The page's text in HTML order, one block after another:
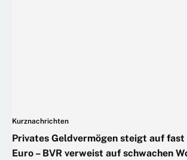
Kurznachrichten
Privates Geldvermögen steigt auf fast
Euro – BVR verweist auf schwachen